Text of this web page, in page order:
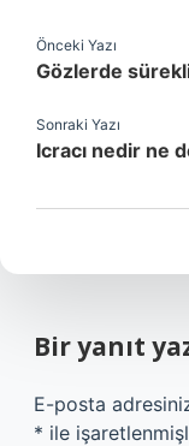
Önceki Yazı
Gözlerde
Sonraki Yazı
Icracı nedir ne
Bir yanıt
E-posta
* ile